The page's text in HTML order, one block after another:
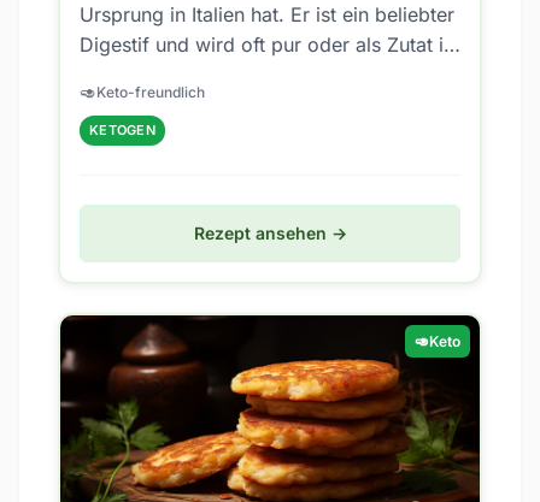
Ursprung in Italien hat. Er ist ein beliebter
Digestif und wird oft pur oder als Zutat in
🥑Keto-freundlich
KETOGEN
Rezept ansehen →
🥑Keto